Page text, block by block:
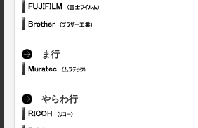
ま行
やらわ行